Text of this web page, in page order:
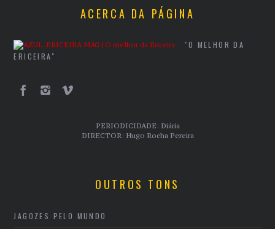
ACERCA DA PÁGINA
"O MELHOR DA
ERICEIRA"
PERIODICIDADE: Diária
DIRECTOR: Hugo Rocha Pereira
OUTROS TONS
JAGOZES PELO MUNDO